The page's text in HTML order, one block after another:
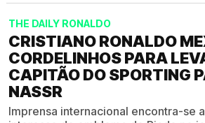
THE DAILY RONALDO
CRISTIANO RONALDO
CORDELINHOS PARA
CAPITÃO DO SPORTING
NASSR
Imprensa internacional encontra-se